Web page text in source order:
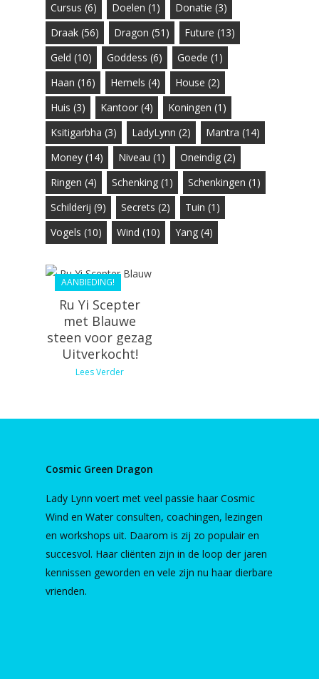
Cursus (6) Doelen (1) Donatie (3)
Draak (56) Dragon (51) Future (13)
Geld (10) Goddess (6) Goede (1)
Haan (16) Hemels (4) House (2)
Huis (3) Kantoor (4) Koningen (1)
Ksitigarbha (3) LadyLynn (2) Mantra (14)
Money (14) Niveau (1) Oneindig (2)
Ringen (4) Schenking (1) Schenkingen (1)
Schilderij (9) Secrets (2) Tuin (1)
Vogels (10) Wind (10) Yang (4)
AANBIEDING!
€44.80
€40.32
Ru Yi Scepter
met Blauwe
steen voor gezag
Uitverkocht!
Lees Verder
Cosmic Green Dragon
Lady Lynn voert met veel passie haar Cosmic
Wind en Water consulten, coachingen, lezingen
en workshops uit. Daarom is zij zo populair en
succesvol. Haar cliënten zijn in de loop der jaren
kennissen geworden en vele zijn nu haar dierbare
vrienden.